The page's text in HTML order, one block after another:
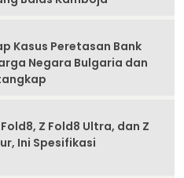
Kasus Peretasan Bank
Negara Bulgaria dan
Z Fold8 Ultra, dan Z
Ini Spesifikasi